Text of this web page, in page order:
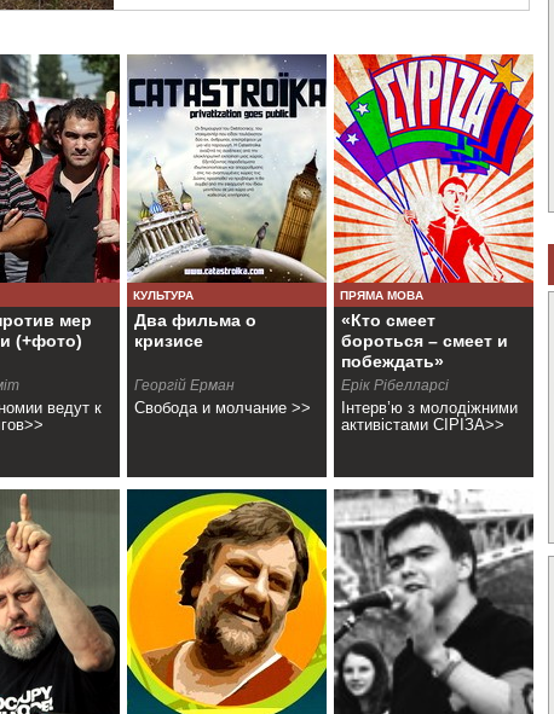
мер
(+фото)
ведут к
КУЛЬТУРА
Два фильма о
кризисе
Георгій Ерман
Свобода и молчание >>
ПРЯМА МОВА
«Кто смеет
бороться – смеет и
побеждать»
Ерік Рібелларсі
Інтерв’ю з молодіжними
активістами СІРІЗА>>